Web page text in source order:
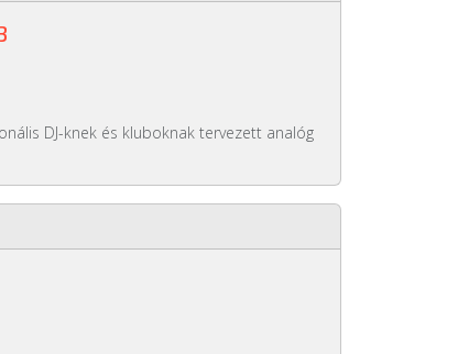
DJ-knek és kluboknak tervezett analóg